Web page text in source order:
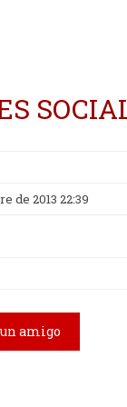
de 2013 22:39
amigo